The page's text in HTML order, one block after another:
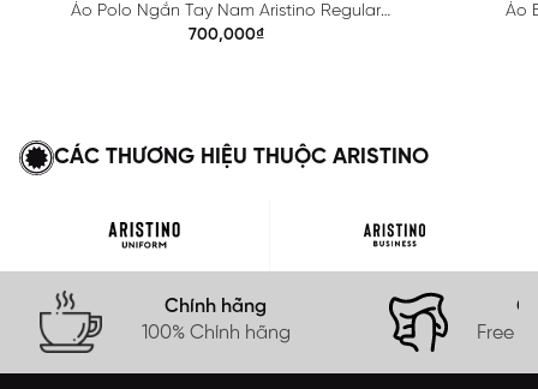
Áo Polo Ngắn Tay Nam Aristino Regular
APS615EDP01
700,000₫
Áo
CÁC THƯƠNG HIỆU THUỘC ARISTINO
Chính hãng
100% Chính hãng
Free